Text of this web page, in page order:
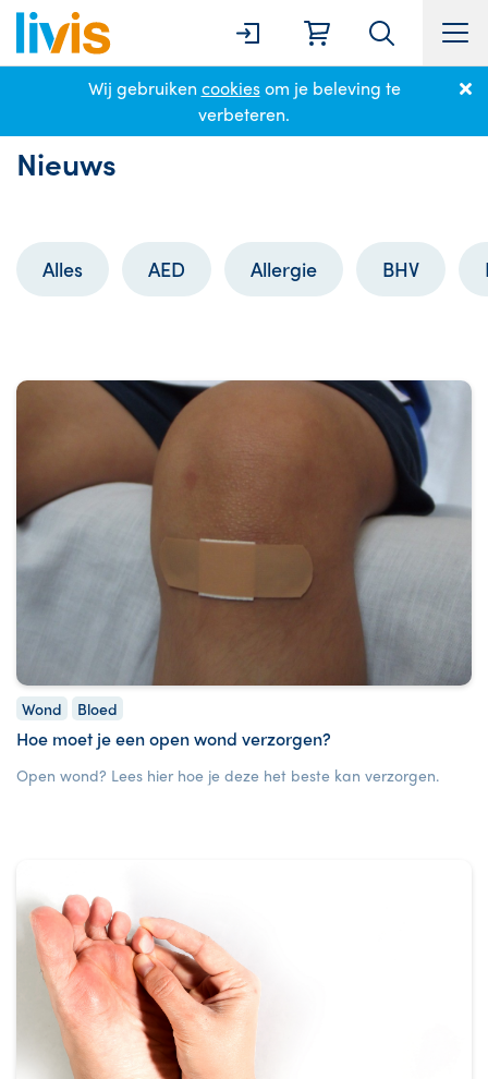
Wij gebruiken cookiesom je beleving te
verbeteren.
Nieuws
Nieuws
Alles AED Allergie BHV
Wond Bloed
Hoe moet je een open wond verzorgen?
Open wond? Lees hier hoe je deze het beste kan verzorgen.